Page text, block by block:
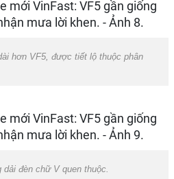
hơn VF5, được tiết lộ thuộc phân
đèn chữ V quen thuộc.